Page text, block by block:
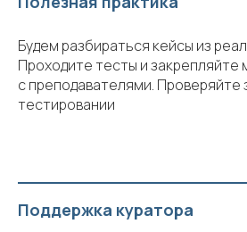
Будем разбираться кейсы из
Проходите тесты и закрепляйте
с преподавателями. Проверяйте
тестировании
Поддержка куратора